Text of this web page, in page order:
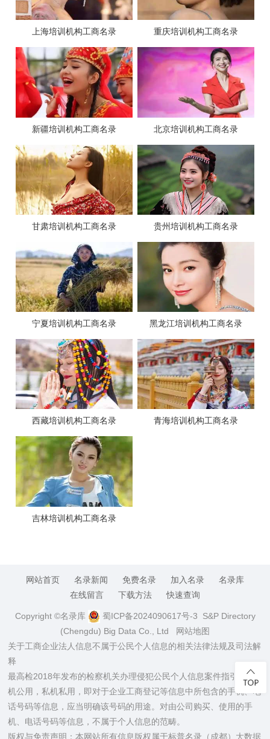
上海培训机构工商名录 重庆培训机构工商名录
新疆培训机构工商名录 北京培训机构工商名录
甘肃培训机构工商名录 贵州培训机构工商名录
宁夏培训机构工商名录 黑龙江培训机构工商名录
西藏培训机构工商名录 青海培训机构工商名录
吉林培训机构工商名录
网站首页 名录新闻 免费名录 加入名录
名录库
在线留言
下载方法 快速查询
Copyright ©名录库 蜀ICP备2024090617号-3 S&P Directory
(Chengdu) Big Data Co., Ltd
网站地图
关于工商企业法人信息不属于公民个人信息的相关法律法规及司法解
释
最高检2018年发布的检察机关办理侵犯公民个人信息案件指引：公
机公用，私机私用，即对于企业工商登记等信息中所包含的手机、电
话号码等信息，应当明确该号码的用途。对由公司购买、使用的手
机、电话号码等信息，不属于个人信息的范畴。
版权与免责声明：本网站所有信息版权属于标普名录（成都）大数据